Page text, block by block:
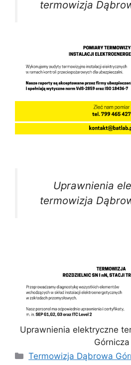
termowizja
Uprawnienia
termowizja
Uprawnienia elektryczne
Górnicza
Kategorie
Termowizja Dąbrowa